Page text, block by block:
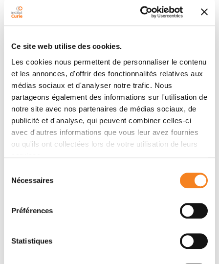
Ce site web utilise des cookies.
Les cookies nous permettent de personnaliser le contenu
et les annonces, d'offrir des fonctionnalités relatives aux
médias sociaux et d'analyser notre trafic. Nous
partageons également des informations sur l'utilisation de
notre site avec nos partenaires de médias sociaux, de
publicité et d'analyse, qui peuvent combiner celles-ci
avec d'autres informations que vous leur avez fournies
ou qu'ils ont collectées lors de votre utilisation de leurs
Nécessaires
Préférences
Statistiques
Auteurs
Nathan S. Abell, Marvin Mercado, Tatiana Cañeque,
Raphaël Rodriguez, Blerta Xhemalce
Membres
RODRIGUEZ